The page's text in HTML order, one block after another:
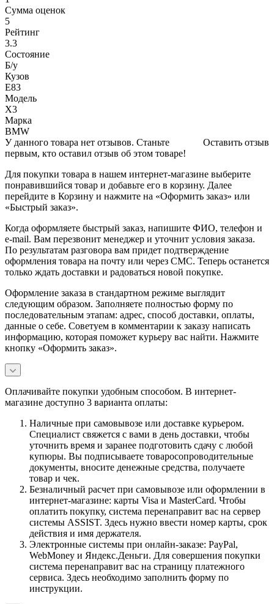
Сумма оценок
5
Рейтинг
3.3
Состояние
Б/y
Кузов
Е83
Модель
Х3
Марка
BMW
Оставить отзыв
У данного товара нет отзывов. Станьте
первым, кто оставил отзыв об этом товаре!
Для покупки товара в нашем интернет-магазине выберите
понравившийся товар и добавьте его в корзину. Далее
перейдите в Корзину и нажмите на «Оформить заказ» или
«Быстрый заказ».
Когда оформляете быстрый заказ, напишите ФИО, телефон и
e-mail. Вам перезвонит менеджер и уточнит условия заказа.
По результатам разговора вам придет подтверждение
оформления товара на почту или через СМС. Теперь останется
только ждать доставки и радоваться новой покупке.
Оформление заказа в стандартном режиме выглядит
следующим образом. Заполняете полностью форму по
последовательным этапам: адрес, способ доставки, оплаты,
данные о себе. Советуем в комментарии к заказу написать
информацию, которая поможет курьеру вас найти. Нажмите
кнопку «Оформить заказ».
Оплачивайте покупки удобным способом. В интернет-
магазине доступно 3 варианта оплаты:
Наличные при самовывозе или доставке курьером.
Специалист свяжется с вами в день доставки, чтобы
уточнить время и заранее подготовить сдачу с любой
купюры. Вы подписываете товаросопроводительные
документы, вносите денежные средства, получаете
товар и чек.
Безналичный расчет при самовывозе или оформлении в
интернет-магазине: карты Visa и MasterCard. Чтобы
оплатить покупку, система перенаправит вас на сервер
системы ASSIST. Здесь нужно ввести номер карты, срок
действия и имя держателя.
Электронные системы при онлайн-заказе: PayPal,
WebMoney и Яндекс.Деньги. Для совершения покупки
система перенаправит вас на страницу платежного
сервиса. Здесь необходимо заполнить форму по
инструкции.